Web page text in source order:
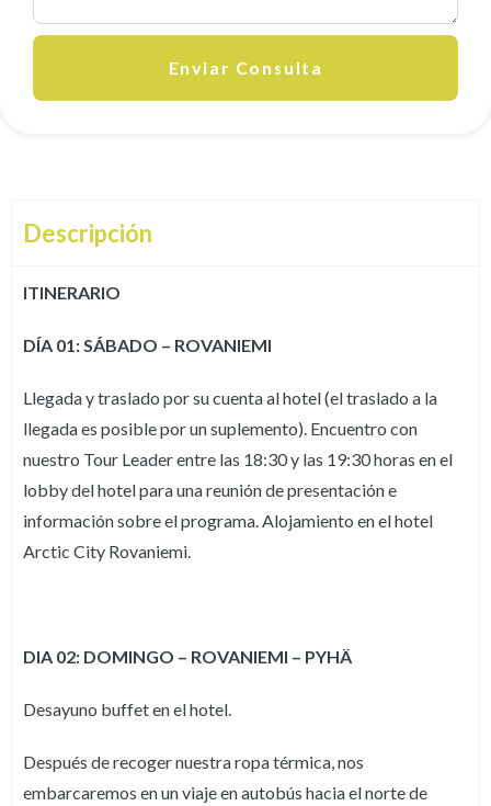
Enviar Consulta
Descripción
ITINERARIO
DÍA 01: SÁBADO – ROVANIEMI
Llegada y traslado por su cuenta al hotel (el traslado a la
llegada es posible por un suplemento). Encuentro con
nuestro Tour Leader entre las 18:30 y las 19:30 horas en el
lobby del hotel para una reunión de presentación e
información sobre el programa. Alojamiento en el hotel
Arctic City Rovaniemi.
DIA 02: DOMINGO – ROVANIEMI – PYHÄ
Desayuno buffet en el hotel.
Después de recoger nuestra ropa térmica, nos
embarcaremos en un viaje en autobús hacia el norte de